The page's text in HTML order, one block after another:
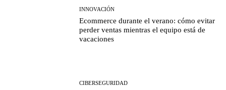
INNOVACIÓN
Ecommerce durante el verano: cómo evitar
perder ventas mientras el equipo está de
vacaciones
CIBERSEGURIDAD